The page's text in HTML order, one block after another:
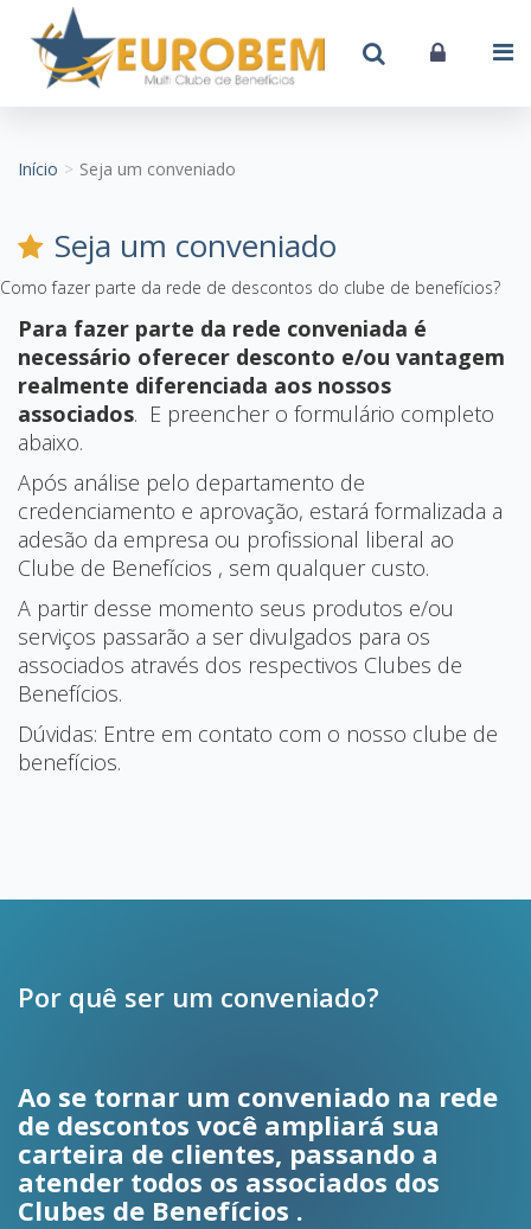
Início Seja um conveniado
Seja um conveniado
Como fazer parte da rede de descontos do clube de benefícios?
Para fazer parte da rede conveniada é
necessário oferecer desconto e/ou vantagem
realmente diferenciada aos nossos
associados. E preencher o formulário completo
abaixo.
Após análise pelo departamento de
credenciamento e aprovação, estará formalizada a
adesão da empresa ou profissional liberal ao
Clube de Benefícios , sem qualquer custo.
A partir desse momento seus produtos e/ou
serviços passarão a ser divulgados para os
associados através dos respectivos Clubes de
Benefícios.
Dúvidas: Entre em contato com o nosso clube de
benefícios.
Por quê ser um conveniado?
Ao se tornar um conveniado na rede
de descontos você ampliará sua
carteira de clientes, passando a
atender todos os associados dos
Clubes de Benefícios .